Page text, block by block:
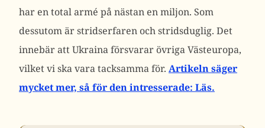
har en total armé på nästan en miljon. Som
dessutom är stridserfaren och stridsduglig. Det
innebär att Ukraina försvarar övriga Västeuropa,
vilket vi ska vara tacksamma för. Artikeln säger
mycket mer, så för den intresserade: Läs.